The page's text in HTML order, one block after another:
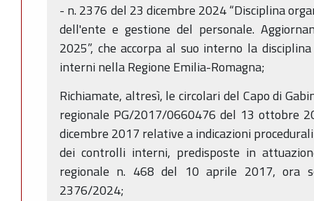
- n. 2376 del 23 dicembre 2024 “Disciplina
dell'ente e gestione del personale.
2025”, che accorpa al suo interno la
interni nella Regione Emilia-Romagna;
Richiamate, altresì, le circolari del Capo di
regionale PG/2017/0660476 del 13 ottobre
dicembre 2017 relative a indicazioni
dei controlli interni, predisposte in
regionale n. 468 del 10 aprile 2017, ora
2376/2024;